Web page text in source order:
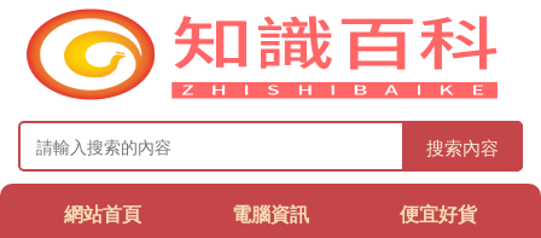
搜索內容
網站首頁 電腦資訊 便宜好貨